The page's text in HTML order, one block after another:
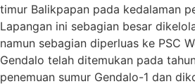
timur Balikpapan pada kedalaman
Lapangan ini sebagian besar
namun sebagian diperluas ke PSC
Gendalo telah ditemukan pada
penemuan sumur Gendalo-1 dan